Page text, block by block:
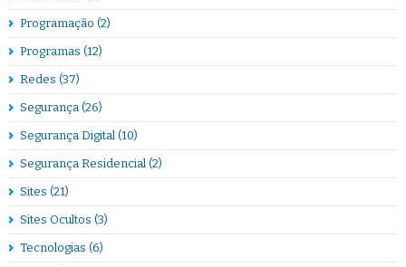
Programação (2)
Programas (12)
Redes (37)
Segurança (26)
Segurança Digital (10)
Segurança Residencial (2)
Sites (21)
Sites Ocultos (3)
Tecnologias (6)